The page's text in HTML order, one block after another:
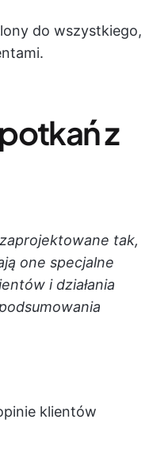
do wszystkiego,
z
tak,
one specjalne
i działania
klientów